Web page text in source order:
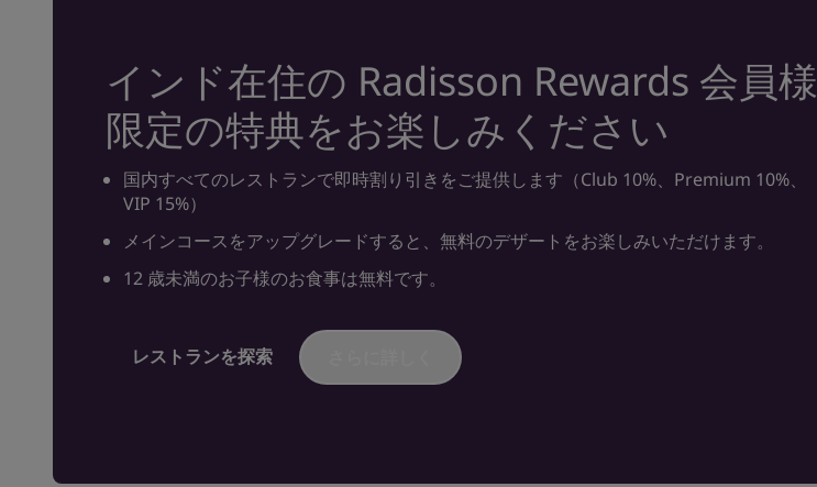
インド在住の Radisson Rewards 会員様
限定の特典をお楽しみください
国内すべてのレストランで即時割り引きをご提供します（Club 10%、Premium 10%、
VIP 15%）
メインコースをアップグレードすると、無料のデザートをお楽しみいただけます。
12 歳未満のお子様のお食事は無料です。
レストランを探索